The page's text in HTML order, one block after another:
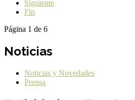
Siguiente
Fin
Página 1 de 6
Noticias
Noticias y Novedades
Prensa